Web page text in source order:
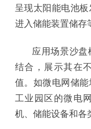
呈现太阳能电池板
进入储能装置储存
应用场景沙盘
结合，展示其在
值。如微电网储
工业园区的微电
机、储能设备和各